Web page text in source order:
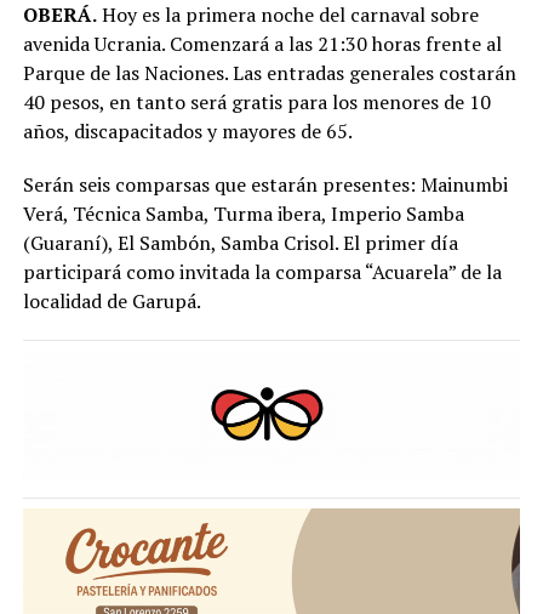
OBERÁ.Hoy es la primera noche del carnaval sobre
avenida Ucrania. Comenzará a las 21:30 horas frente al
Parque de las Naciones. Las entradas generales costarán
40 pesos, en tanto será gratis para los menores de 10
años, discapacitados y mayores de 65.
Serán seis comparsas que estarán presentes: Mainumbi
Verá, Técnica Samba, Turma ibera, Imperio Samba
(Guaraní), El Sambón, Samba Crisol. El primer día
participará como invitada la comparsa “Acuarela” de la
localidad de Garupá.